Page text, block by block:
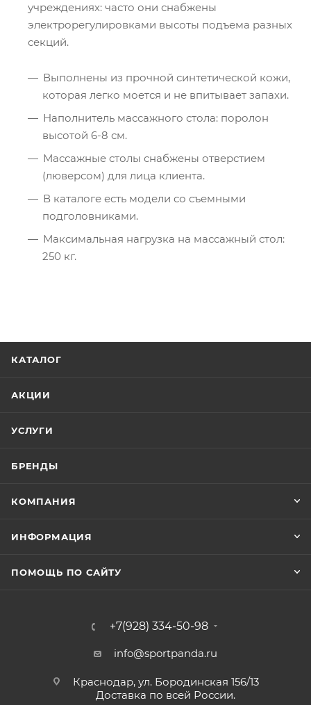
учреждениях: часто они снабжены
электрорегулировками высоты подъема разных
секций.
Выполнены из прочной синтетической кожи,
которая легко моется и не впитывает запахи.
Наполнитель массажного стола: поролон
высотой 6-8 см.
Массажные столы снабжены отверстием
(люверсом) для лица клиента.
В каталоге есть модели со съемными
подголовниками.
Максимальная нагрузка на массажный стол:
250 кг.
КАТАЛОГ
АКЦИИ
УСЛУГИ
БРЕНДЫ
КОМПАНИЯ
ИНФОРМАЦИЯ
ПОМОЩЬ ПО САЙТУ
+7(928) 334-50-98
info@sportpanda.ru
Краснодар, ул. Бородинская 156/13
Доставка по всей России.